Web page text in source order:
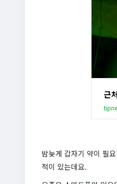
근
밤늦게 갑자기 약이 필
적이 있는데요.